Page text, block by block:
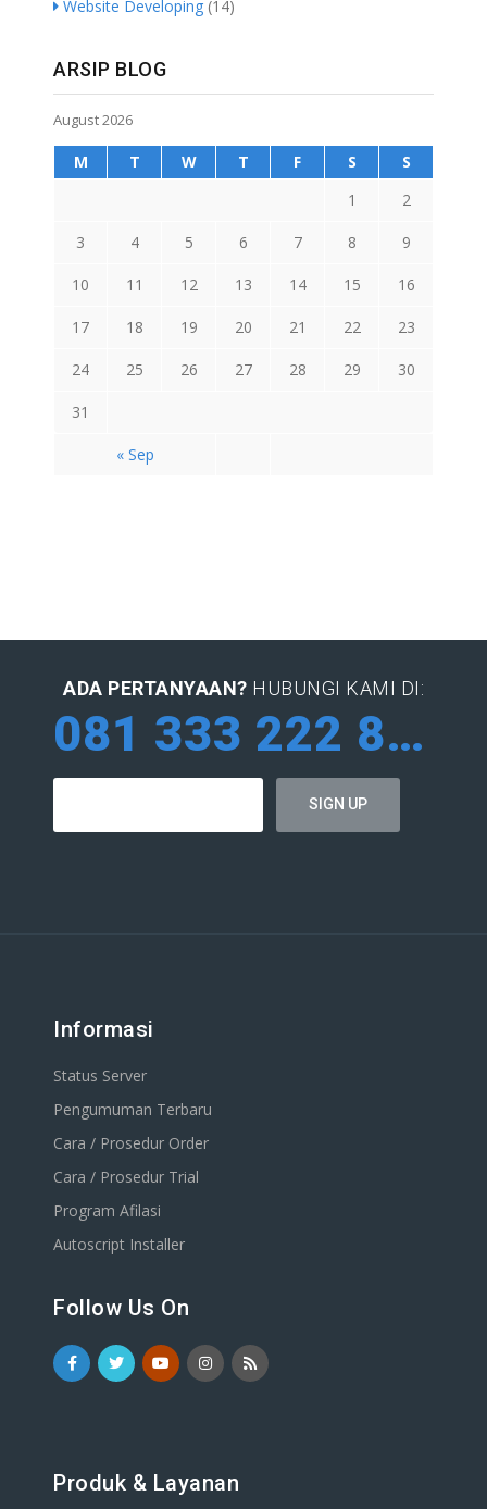
Website Developing (14)
ARSIP BLOG
August 2026
M T W T F S S
« Sep
1 2
3 4 5 6 7 8 9
10 11 12 13 14 15 16
17 18 19 20 21 22 23
24 25 26 27 28 29 30
31
ADA PERTANYAAN? HUBUNGI KAMI DI:
081 333 222 884
Informasi
Status Server
Pengumuman Terbaru
Cara / Prosedur Order
Cara / Prosedur Trial
Program Afilasi
Autoscript Installer
Follow Us On
Produk & Layanan